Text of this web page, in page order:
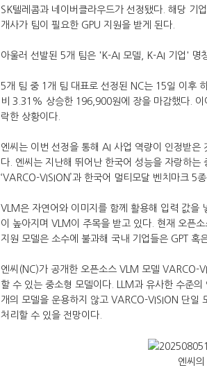
SK텔레콤과 네이버클라우드가 선정됐다. 해당 기
개사가 팀이 필요한 GPU 지원을 받게 된다.
아울러 선발된 5개 팀은 'K-AI 모델, K-AI 기업' 명
5개 팀 중 1개 팀 대표로 선정된 NC는 15일 이후
비 3.31% 상승한 196,900원에 장을 마감했다.
락한 상황이다.
엔씨는 이번 선정을 통해 AI 사업 역량이 인정받
다. 엔씨는 지난해 뛰어난 한국어 성능을 자랑하
‘VARCO-VISION’과 한국어 멀티모달 벤치마크 5
VLM은 자연어와 이미지를 함께 활용해 입력 값을
이 높아지며 VLM이 주목을 받고 있다. 현재 오픈
지원 모델은 소수에 불과해 국내 기업들은 GPT
엔씨(NC)가 공개한 오픈소스 VLM 모델 VARCO-
할 수 있는 중소형 모델이다. LLM과 유사한 수준
개의 모델을 운용하지 않고 VARCO-VISION 단일
처리할 수 있을 전망이다.
엔씨